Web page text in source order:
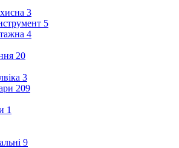
3
5
4
20
3
209
1
9